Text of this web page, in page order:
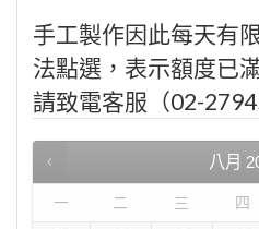
手工製作因此每天有
法點選，表示額度已
請致電客服（02-
八月
一 二 三 四